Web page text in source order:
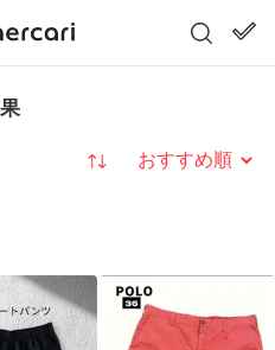
並び替え